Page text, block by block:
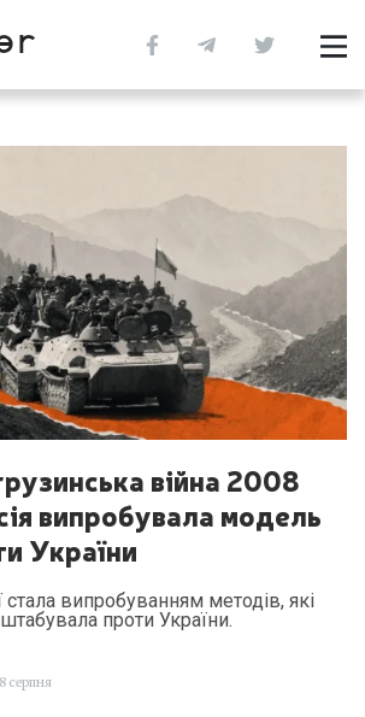
війна 2008
випробувала модель
України
стала випробуванням методів, які
проти України.
8 серпня